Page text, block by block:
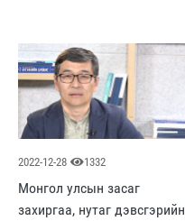
2022-12-28 1332
Монгол улсын засаг
захиргаа, нутаг дэвсгэрийн